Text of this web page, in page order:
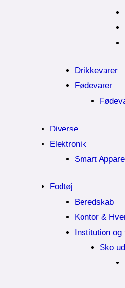
Drikkevarer
Fødevarer
Diverse
Elektronik
Smart
Fodtøj
Beredskab
Kontor &
Institution og
Sko